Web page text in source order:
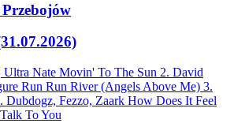
Przebojów
Ultra Nate Movin' To The Sun 2. David
Run Run River (Angels Above Me) 3.
Dubdogz, Fezzo, Zaark How Does It Feel
Talk To You